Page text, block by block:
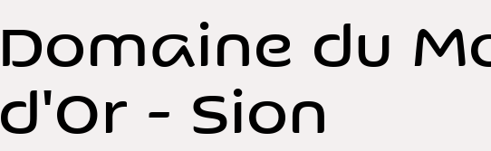
Domaine du
d'Or - Sion